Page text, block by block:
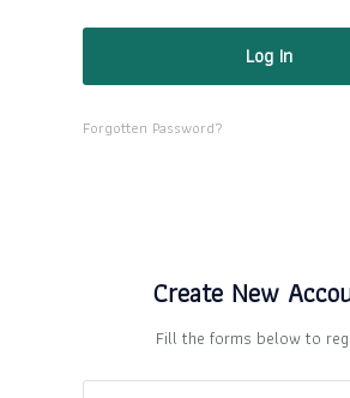
Forgotten Password?
Create New
Fill the forms below to